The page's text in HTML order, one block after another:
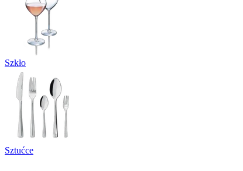
Szkło
Sztućce